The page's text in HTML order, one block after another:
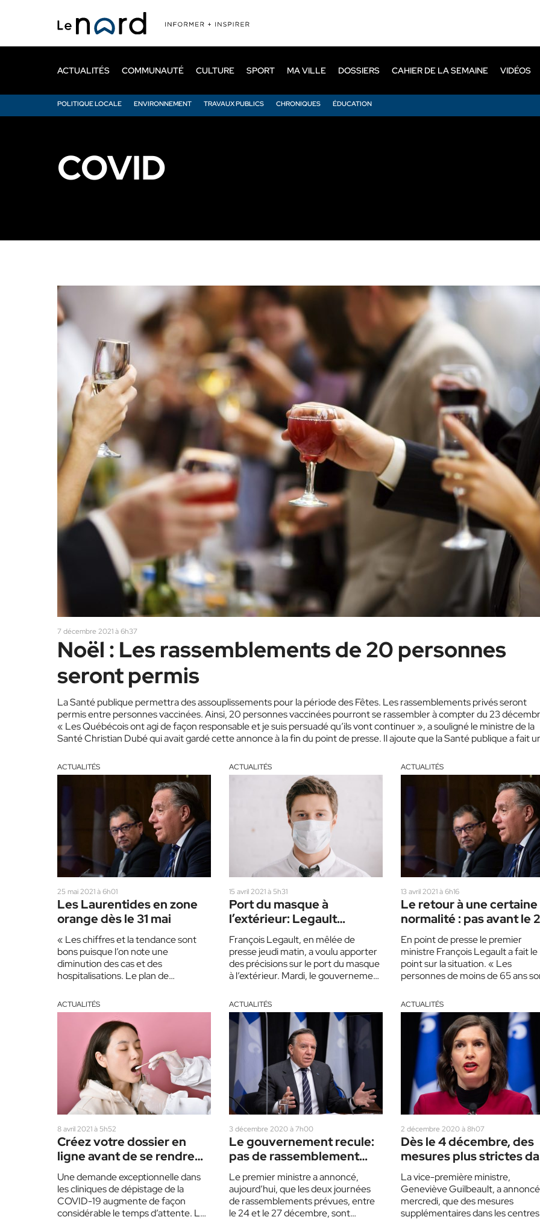
principal
ACTUALITÉS
POLITIQUE LOCALE ENVIRONNEMENT TRAVAUX PUBLICS CHRONIQUES ÉDUCATION
COMMUNAUTÉ CULTURE SPORT MA VILLE DOSSIERS CAHIER DE LA SEMAINE VIDÉOS
COVID
7 décembre 2021 à 6h37
Noël : Les rassemblements de 20 personnes
seront permis
La Santé publique permettra des assouplissements pour la période des Fêtes. Les rassemblements privés seront
permis entre personnes vaccinées. Ainsi, 20 personnes vaccinées pourront se rassembler à compter du 23
« Les Québécois ont agi de façon responsable et je suis persuadé qu’ils vont continuer », a souligné le ministre de la
Santé Christian Dubé qui avait gardé cette annonce à la fin du point de presse. Il ajoute que la Santé publique a fait
ACTUALITÉS
25 mai 2021 à 6h01
Les Laurentides en zone
orange dès le 31 mai
« Les chiffres et la tendance sont
bons puisque l’on note une
diminution des cas et des
hospitalisations. Le plan de
dernière…
ACTUALITÉS
15 avril 2021 à 5h31
Port du masque à
l’extérieur: Legault
explique son recul
François Legault, en mêlée de
presse jeudi matin, a voulu apporter
des précisions sur le port du masque
à l’extérieur. Mardi, le gouvernement
ACTUALITÉS
13 avril 2021 à 6h16
Le retour à une certaine
normalité : pas avant le
juin
En point de presse le premier
ministre François Legault a fait le
point sur la situation. « Les
personnes de moins de 65 ans
ACTUALITÉS
8 avril 2021 à 5h52
Créez votre dossier en
ligne avant de se rendre
dans les cliniques de
dépistage
Une demande exceptionnelle dans
les cliniques de dépistage de la
COVID-19 augmente de façon
considérable le temps d’attente. Le
ACTUALITÉS
3 décembre 2020 à 7h00
Le gouvernement recule:
pas de rassemblement
pour Noël en zone rouge
Le premier ministre a annoncé,
aujourd’hui, que les deux journées
de rassemblements prévues, entre
le 24 et le 27 décembre, sont
ACTUALITÉS
2 décembre 2020 à 8h07
Dès le 4 décembre, des
mesures plus strictes
les magasins
La vice-première ministre,
Geneviève Guilbeault, a
mercredi, que des mesures
supplémentaires dans les centres